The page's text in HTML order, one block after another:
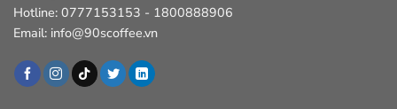
Hotline: 0777153153 - 1800888906
Email: info@90scoffee.vn